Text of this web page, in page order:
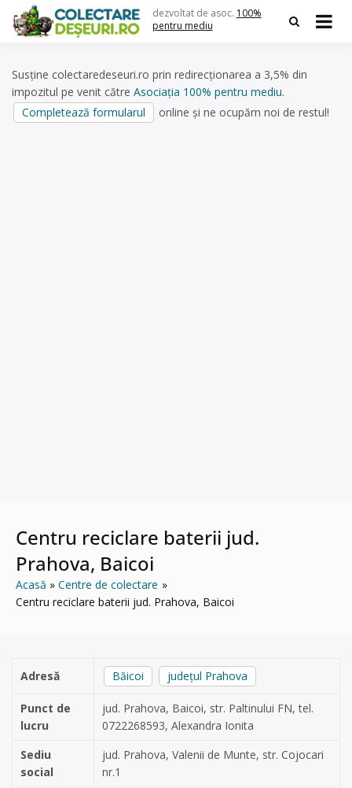
content
dezvoltat de asoc. 100%
pentru mediu
Susține colectaredeseuri.ro prin redirecționarea a 3,5% din
impozitul pe venit către Asociația 100% pentru mediu.
Completează formularul
online și ne ocupăm noi de restul!
Centru reciclare baterii jud.
Prahova, Baicoi
Acasă
Centre de colectare
Centru reciclare baterii jud. Prahova, Baicoi
Adresă Băicoi județul Prahova
Punct de
lucru
jud. Prahova, Baicoi, str. Paltinului FN, tel.
0722268593, Alexandra Ionita
Sediu
social
jud. Prahova, Valenii de Munte, str. Cojocari
nr.1